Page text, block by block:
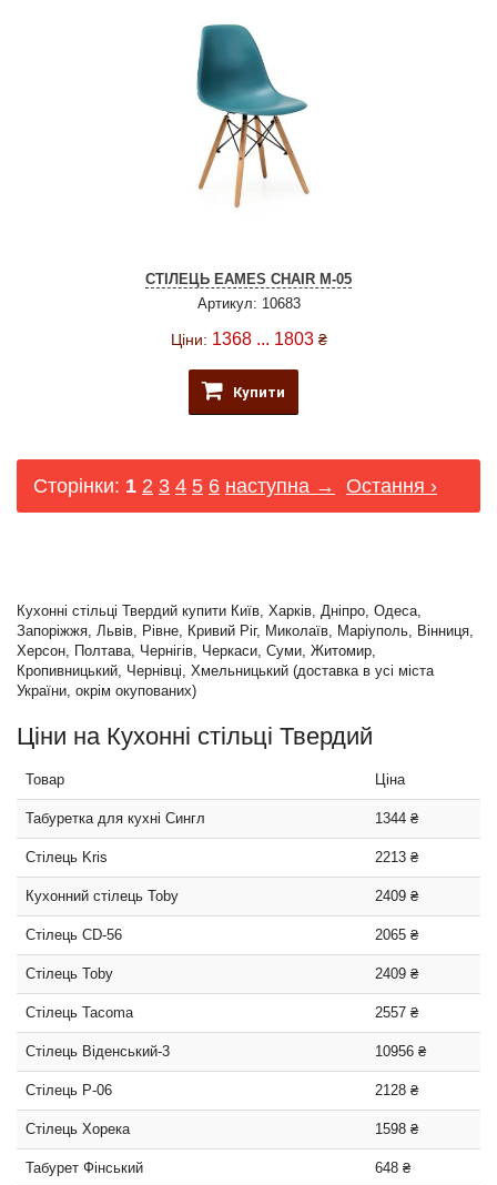
СТІЛЕЦЬ EAMES CHAIR M-05
Артикул: 10683
Ціни: 1368 ... 1803 ₴
Купити
Сторінки: 1 2 3 4 5 6 наступна → Остання ›
Кухонні стільці Твердий купити Київ, Харків, Дніпро, Одеса,
Запоріжжя, Львів, Рівне, Кривий Ріг, Миколаїв, Маріуполь, Вінниця,
Херсон, Полтава, Чернігів, Черкаси, Суми, Житомир,
Кропивницький, Чернівці, Хмельницький (доставка в усі міста
України, окрім окупованих)
Ціни на Кухонні стільці Твердий
Товар Ціна
Табуретка для кухні Сингл 1344 ₴
Стілець Kris 2213 ₴
Кухонний стілець Toby 2409 ₴
Стілець CD-56 2065 ₴
Стілець Toby 2409 ₴
Стілець Tacoma 2557 ₴
Стілець Віденський-3 10956 ₴
Стілець P-06 2128 ₴
Стілець Хорека 1598 ₴
Табурет Фінський 648 ₴